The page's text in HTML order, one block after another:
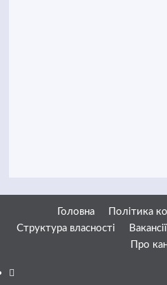
Головна
Політика
Структура власності
Вакансії
Про
Facebook